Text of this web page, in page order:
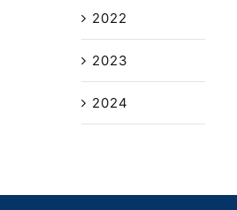
2022
2023
2024